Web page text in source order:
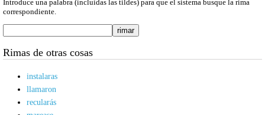
Introduce una palabra (incluídas las tildes) para que el sistema busque la rima
correspondiente.
Rimas de otras cosas
instalaras
llamaron
recularás